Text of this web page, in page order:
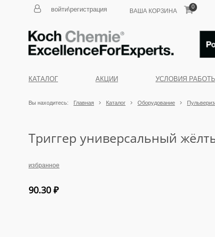
войти\регистрация ВАША КОРЗИНА
0
КАТАЛОГ АКЦИИ УСЛОВИЯ РАБОТЫ
Вы находитесь: Главная Каталог Оборудование
Триггер универсальный
избранное
90.30₽